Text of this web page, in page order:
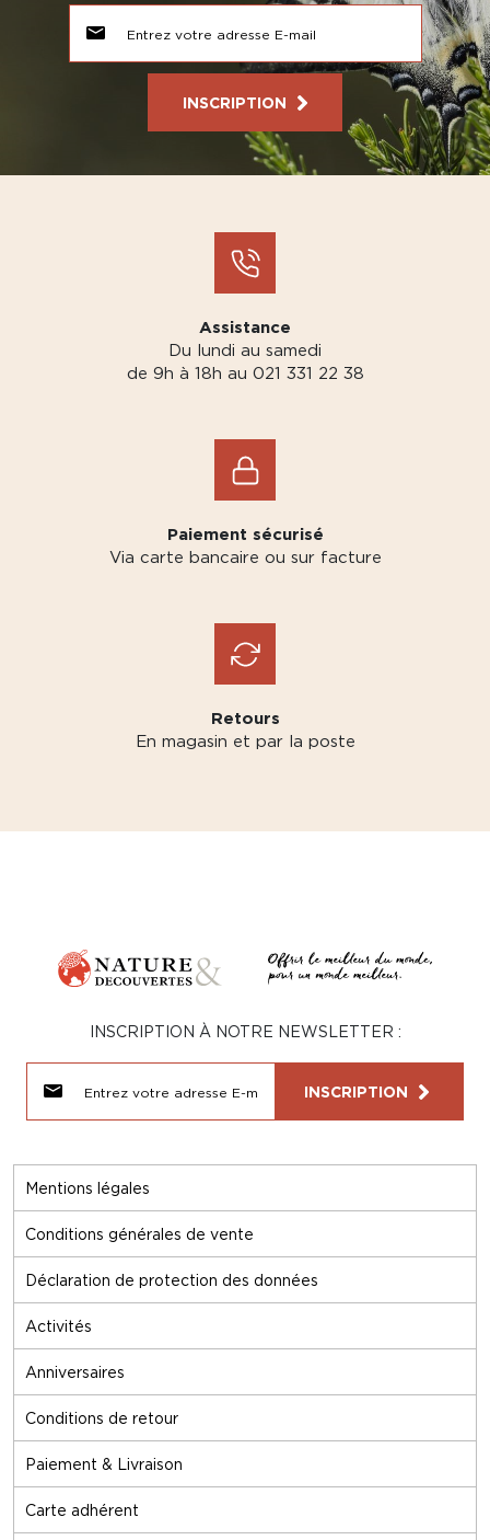
INSCRIPTION
Assistance
Du lundi au samedi
de 9h à 18h au 021 331 22 38
Paiement sécurisé
Via carte bancaire ou sur facture
Retours
En magasin et par la poste
Mentions légales
Conditions générales de vente
Déclaration de protection des données
Activités
Anniversaires
Conditions de retour
Paiement & Livraison
Carte adhérent
INSCRIPTION À NOTRE NEWSLETTER :
INSCRIPTION